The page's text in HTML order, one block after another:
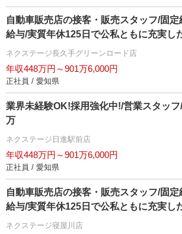
自動車販売店の接客・販売スタッフ/固
給与/実質年休125日で公私ともに充実し
ネクステージ⾧久手グリーンロード店
年収448万円～901万6,000円
正社員 / 愛知県
業界未経験OK!採用強化中!/営業スタッ
万
ネクステージ日進駅前店
年収448万円～901万6,000円
正社員 / 愛知県
自動車販売店の接客・販売スタッフ/固
給与/実質年休125日で公私ともに充実し
ネクステージ寝屋川店